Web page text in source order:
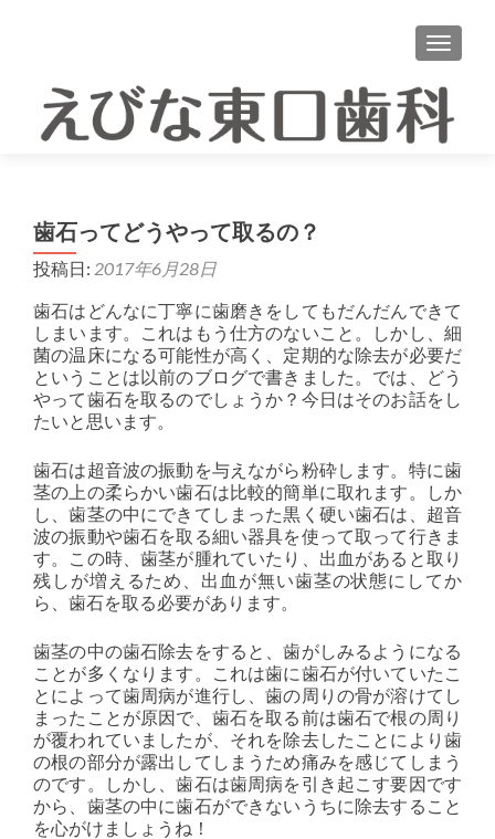
ナビゲ
歯石ってどうやって取るの？
投稿日: 2017年6月28日
歯石はどんなに丁寧に歯磨きをしてもだんだんできて
しまいます。これはもう仕方のないこと。しかし、細
菌の温床になる可能性が高く、定期的な除去が必要だ
ということは以前のブログで書きました。では、どう
やって歯石を取るのでしょうか？今日はそのお話をし
たいと思います。
歯石は超音波の振動を与えながら粉砕します。特に歯
茎の上の柔らかい歯石は比較的簡単に取れます。しか
し、歯茎の中にできてしまった黒く硬い歯石は、超音
波の振動や歯石を取る細い器具を使って取って行きま
す。この時、歯茎が腫れていたり、出血があると取り
残しが増えるため、出血が無い歯茎の状態にしてか
ら、歯石を取る必要があります。
歯茎の中の歯石除去をすると、歯がしみるようになる
ことが多くなります。これは歯に歯石が付いていたこ
とによって歯周病が進行し、歯の周りの骨が溶けてし
まったことが原因で、歯石を取る前は歯石で根の周り
が覆われていましたが、それを除去したことにより歯
の根の部分が露出してしまうため痛みを感じてしまう
のです。しかし、歯石は歯周病を引き起こす要因です
から、歯茎の中に歯石ができないうちに除去すること
を心がけましょうね！